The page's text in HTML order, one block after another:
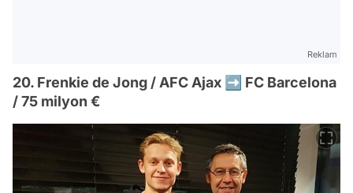
Reklam
20. Frenkie de Jong / AFC Ajax ➡️ FC Barcelona
/ 75 milyon €